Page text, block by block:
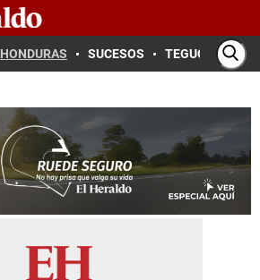
HONDURAS SUCESOS TEGUCIGALPA